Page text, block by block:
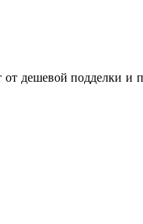
от дешевой подделки